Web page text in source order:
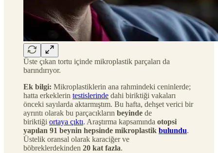
Üste çıkan tortu içinde mikroplastik parçaları da
barındırıyor.
Ek bilgi: Mikroplastiklerin ana rahmindeki ceninlerde;
hatta erkeklerin testislerinde dahi biriktiği vakaları
önceki sayılarda aktarmıştım. Bu hafta, dehşet verici bir
ayrıntı olarak bu parçacıkların beyinde de
biriktiği ortaya çıktı. Araştırma kapsamında otopsi
yapılan 91 beynin hepsinde mikroplastik bulundu.
Üstelik oransal olarak karaciğer ve
böbreklerdekinden 20 kat fazla.